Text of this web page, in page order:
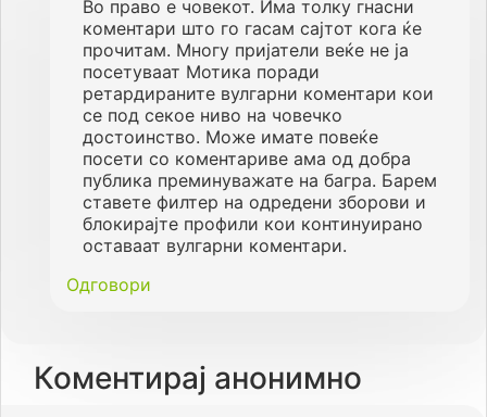
Во право е човекот. Има толку гнасни
коментари што го гасам сајтот кога ќе
прочитам. Многу пријатели веќе не ја
посетуваат Мотика поради
ретардираните вулгарни коментари кои
се под секое ниво на човечко
достоинство. Може имате повеќе
посети со коментариве ама од добра
публика преминуважате на багра. Барем
ставете филтер на одредени зборови и
блокирајте профили кои континуирано
оставаат вулгарни коментари.
Одговори
Коментирај анонимно